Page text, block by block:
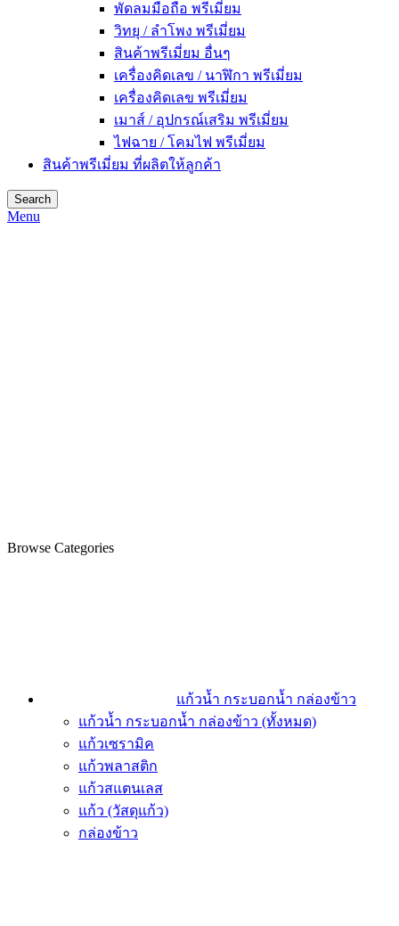
พัดลมมือถือ พรีเมี่ยม
วิทยุ / ลำโพง พรีเมี่ยม
สินค้าพรีเมี่ยม อื่นๆ
เครื่องคิดเลข / นาฬิกา พรีเมี่ยม
เครื่องคิดเลข พรีเมี่ยม
เมาส์ / อุปกรณ์เสริม พรีเมี่ยม
ไฟฉาย / โคมไฟ พรีเมี่ยม
สินค้าพรีเมี่ยม ที่ผลิตให้ลูกค้า
Search
Menu
Browse Categories
แก้วน้ำ กระบอกน้ำ กล่องข้าว
แก้วน้ำ กระบอกน้ำ กล่องข้าว (ทั้งหมด)
แก้วเซรามิค
แก้วพลาสติก
แก้วสแตนเลส
แก้ว (วัสดุแก้ว)
กล่องข้าว